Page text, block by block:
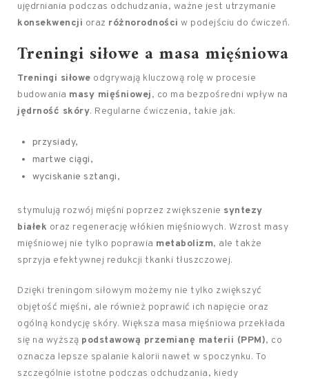
ujędrniania podczas odchudzania, ważne jest utrzymanie
konsekwencji oraz różnorodności w podejściu do ćwiczeń.
Treningi siłowe a masa mięśniowa
Treningi siłowe odgrywają kluczową rolę w procesie
budowania masy mięśniowej, co ma bezpośredni wpływ na
jędrność skóry. Regularne ćwiczenia, takie jak:
przysiady,
martwe ciągi,
wyciskanie sztangi,
stymulują rozwój mięśni poprzez zwiększenie syntezy
białek oraz regenerację włókien mięśniowych. Wzrost masy
mięśniowej nie tylko poprawia metabolizm, ale także
sprzyja efektywnej redukcji tkanki tłuszczowej.
Dzięki treningom siłowym możemy nie tylko zwiększyć
objętość mięśni, ale również poprawić ich napięcie oraz
ogólną kondycję skóry. Większa masa mięśniowa przekłada
się na wyższą podstawową przemianę materii (PPM), co
oznacza lepsze spalanie kalorii nawet w spoczynku. To
szczególnie istotne podczas odchudzania, kiedy